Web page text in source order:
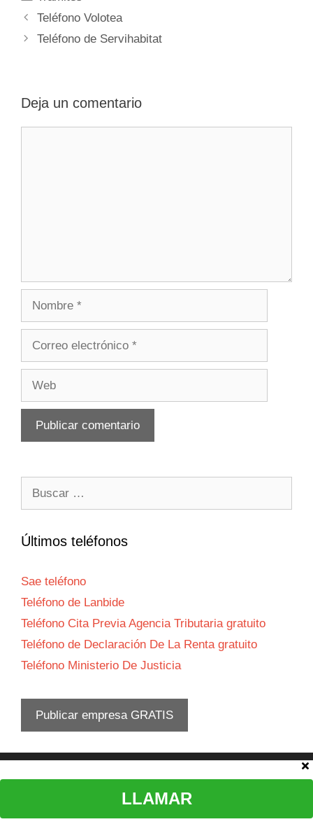
Navegación
de
Teléfono Volotea
Teléfono de Servihabitat
Deja un comentario
Últimos teléfonos
Sae teléfono
Teléfono de Lanbide
Teléfono Cita Previa Agencia Tributaria gratuito
Teléfono de Declaración De La Renta gratuito
Teléfono Ministerio De Justicia
Publicar empresa GRATIS
© 2026 Teléfono atención al cliente•Política privacidad
cookies-Contacta con nosotros
LLAMAR